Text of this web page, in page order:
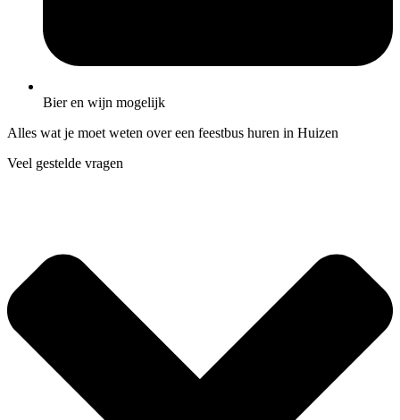
Bier en wijn mogelijk
Alles wat je moet weten over een feestbus huren in Huizen
Veel gestelde vragen